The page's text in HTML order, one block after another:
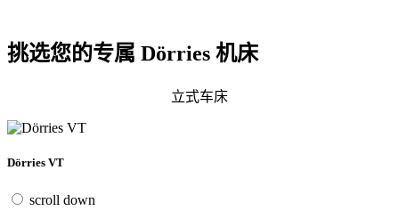
挑选您的专属 Dörries 机床
立式车床
Dörries VT
scroll down